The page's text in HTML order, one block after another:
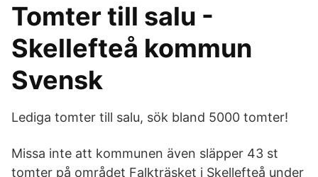
Tomter till salu -
Skellefteå kommun
Svensk
Lediga tomter till salu, sök bland 5000 tomter!
Missa inte att kommunen även släpper 43 st
tomter på området Falkträsket i Skellefteå under